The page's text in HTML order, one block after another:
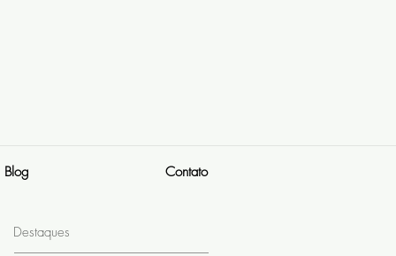
Blog Contato
Destaques